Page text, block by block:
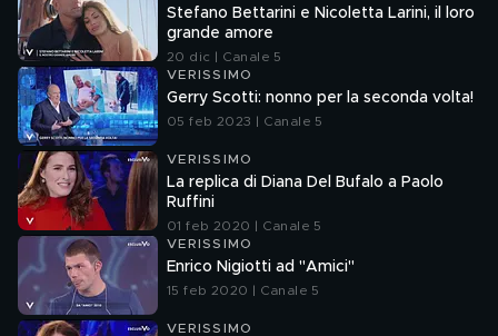
Stefano Bettarini e Nicoletta Larini, il loro
grande amore
20 dic | Canale 5
VERISSIMO
Gerry Scotti: nonno per la seconda volta!
05 feb 2023 | Canale 5
VERISSIMO
La replica di Diana Del Bufalo a Paolo
Ruffini
01 feb 2020 | Canale 5
VERISSIMO
Enrico Nigiotti ad "Amici"
15 feb 2020 | Canale 5
VERISSIMO